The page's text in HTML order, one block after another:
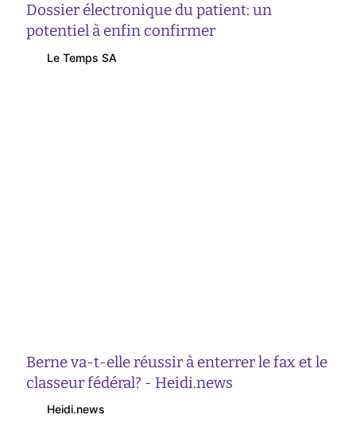
Dossier électronique du patient: un
potentiel à enfin confirmer
Le Temps SA
Berne va-t-elle réussir à enterrer le fax et le
classeur fédéral? - Heidi.news
Heidi.news